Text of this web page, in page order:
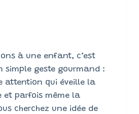
à une enfant, c’est
simple geste gourmand :
attention qui éveille la
et parfois même la
cherchez une idée de